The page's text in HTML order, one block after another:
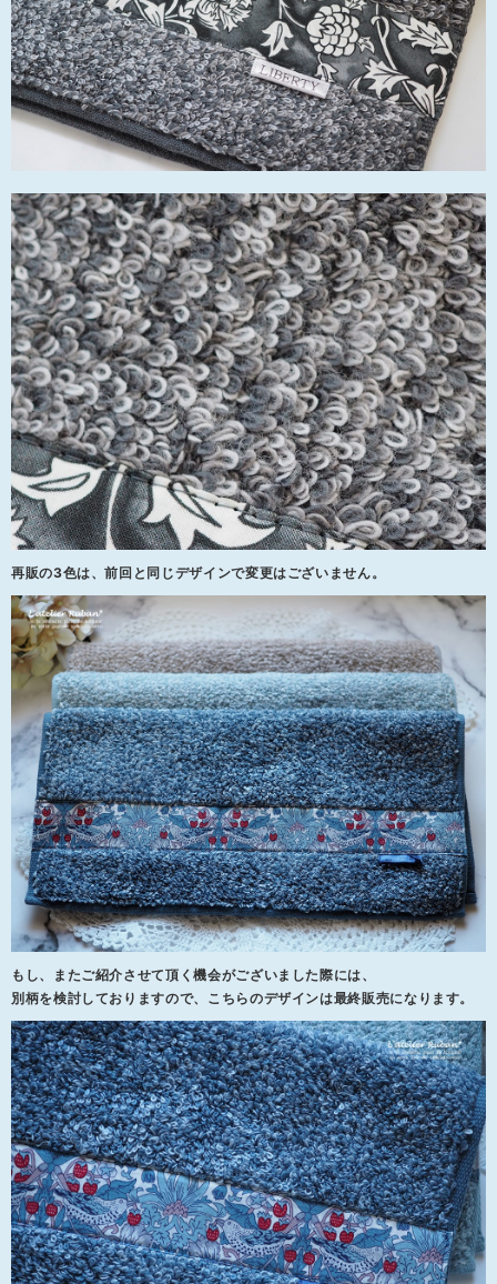
再販の3色は、前回と同じデザインで変更はございません。
もし、またご紹介させて頂く機会がございました際には、
別柄を検討しておりますので、こちらのデザインは最終販売になります。